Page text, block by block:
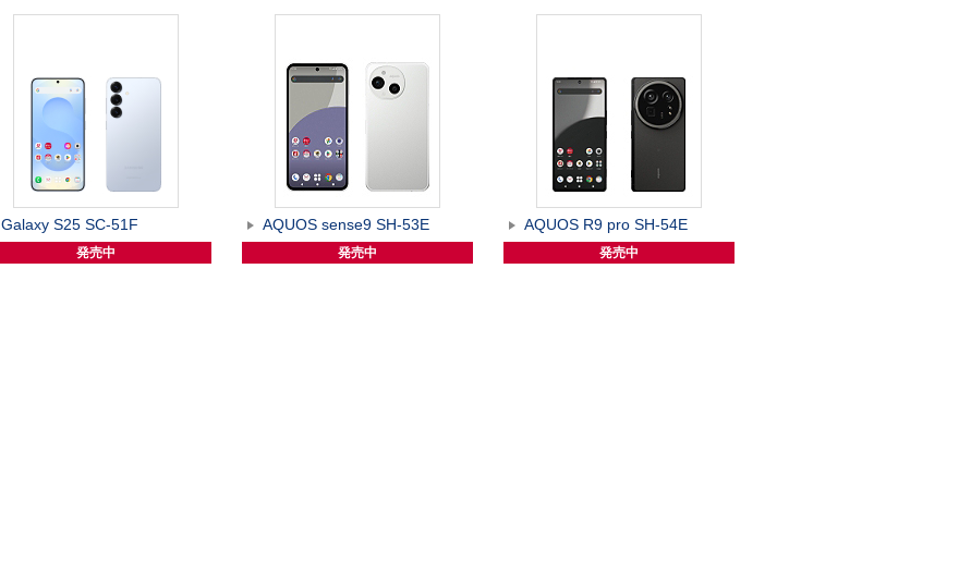
Galaxy S25 SC-51F
発売中
AQUOS sense9 SH-53E
発売中
AQUOS R9 pro SH-54E
発売中